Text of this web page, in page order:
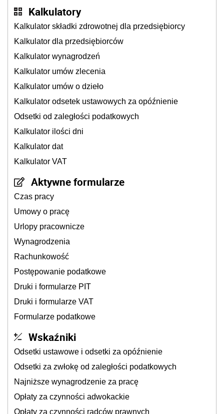
Kalkulatory
Kalkulator składki zdrowotnej dla przedsiębiorcy
Kalkulator dla przedsiębiorców
Kalkulator wynagrodzeń
Kalkulator umów zlecenia
Kalkulator umów o dzieło
Kalkulator odsetek ustawowych za opóźnienie
Odsetki od zaległości podatkowych
Kalkulator ilości dni
Kalkulator dat
Kalkulator VAT
Aktywne formularze
Czas pracy
Umowy o pracę
Urlopy pracownicze
Wynagrodzenia
Rachunkowość
Postępowanie podatkowe
Druki i formularze PIT
Druki i formularze VAT
Formularze podatkowe
Wskaźniki
Odsetki ustawowe i odsetki za opóźnienie
Odsetki za zwłokę od zaległości podatkowych
Najniższe wynagrodzenie za pracę
Opłaty za czynności adwokackie
Opłaty za czynności radców prawnych